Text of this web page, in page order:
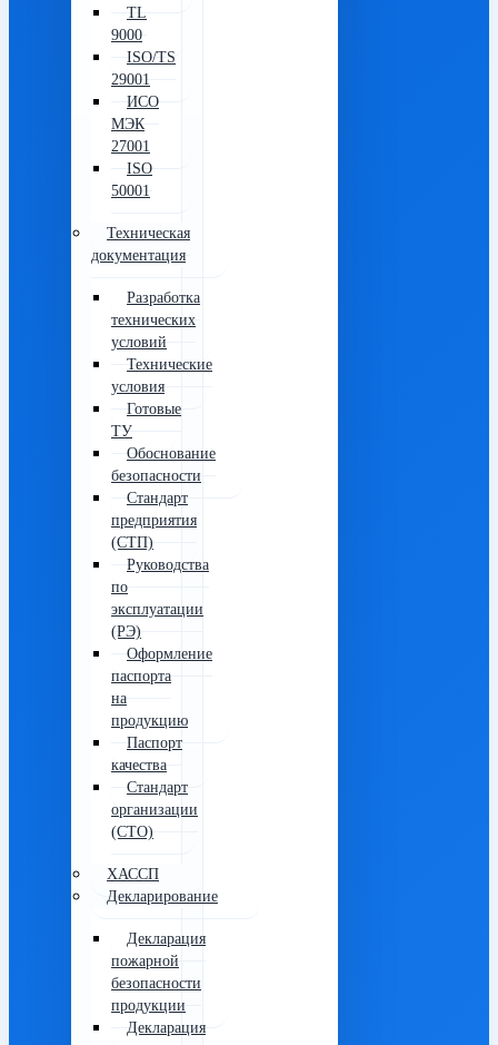
TL
9000
ISO/TS
29001
ИСО
МЭК
27001
ISO
50001
Техническая
документация
Разработка
технических
условий
Технические
условия
Готовые
ТУ
Обоснование
безопасности
Стандарт
предприятия
(СТП)
Руководства
по
эксплуатации
(РЭ)
Оформление
паспорта
на
продукцию
Паспорт
качества
Стандарт
организации
(СТО)
ХАССП
Декларирование
Декларация
пожарной
безопасности
продукции
Декларация